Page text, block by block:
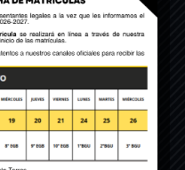
mediante
de 1992.